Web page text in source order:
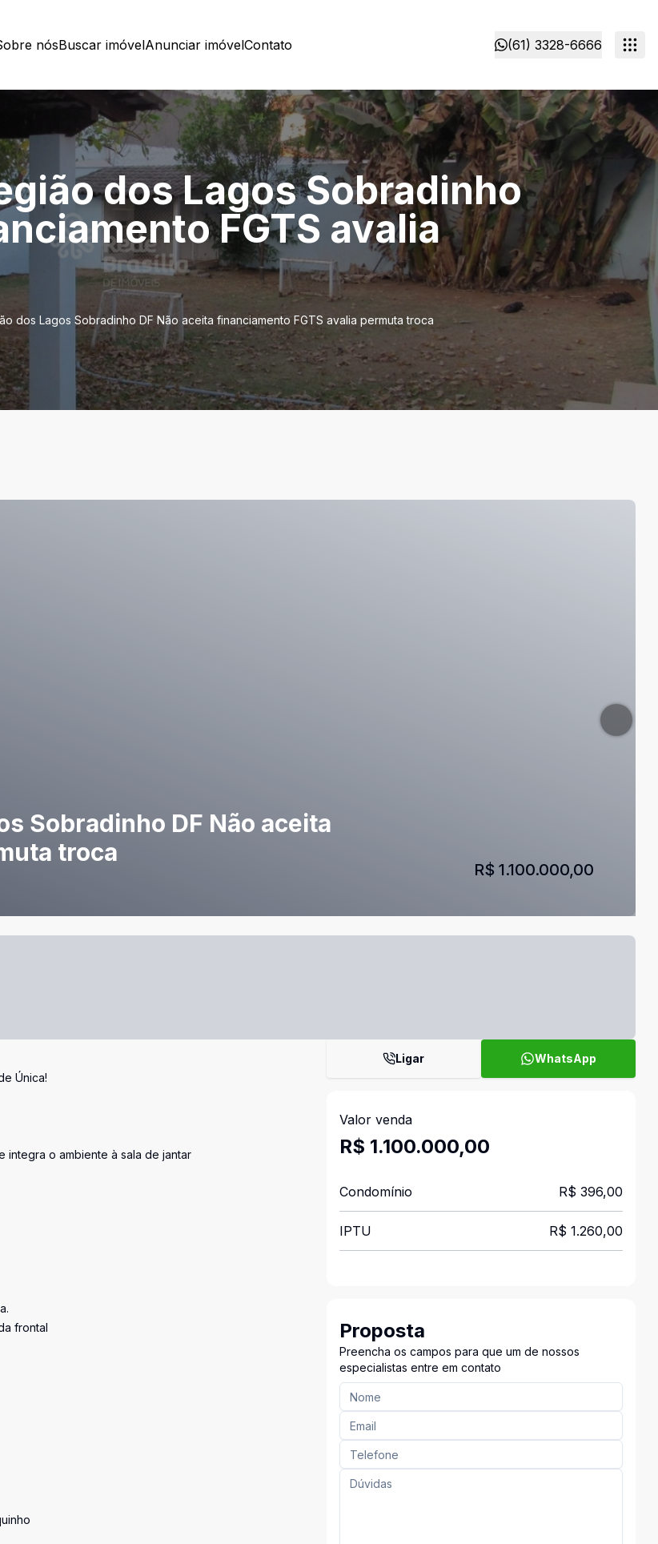
nósBuscar imóvelAnunciar imóvelContato (61) 3328-6666
dos Lagos Sobradinho
FGTS avalia
dos Lagos Sobradinho DF Não aceita financiamento FGTS avalia permuta troca
Sobradinho DF Não aceita
troca
R$ 1.100.000,00
Única!
integra o ambiente à sala de jantar
frontal
Ligar WhatsApp
Valor venda
R$ 1.100.000,00
Condomínio R$ 396,00
IPTU R$ 1.260,00
Proposta
Preencha os campos para que um de nossos
especialistas entre em contato